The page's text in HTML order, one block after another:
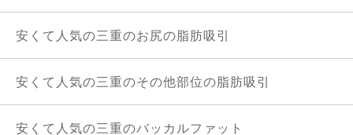
安くて人気の三重のお尻の脂肪吸引
安くて人気の三重のその他部位の脂肪吸引
安くて人気の三重のバッカルファット